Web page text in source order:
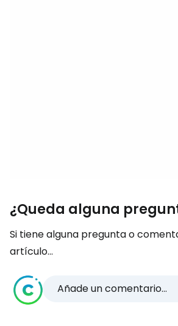
¿Queda alguna
Si tiene alguna pregunta o
artículo...
Añade un comentario...